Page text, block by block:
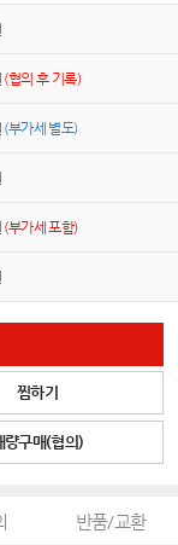
(협의 후 기록)
(부가세 별도)
(부가세 포함)
찜하기
량구매(협의)
반품/교환